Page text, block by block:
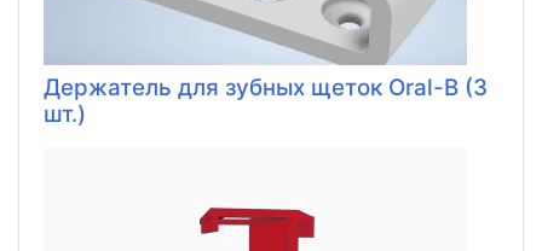
Держатель для зубных щеток Oral-B (3
шт.)